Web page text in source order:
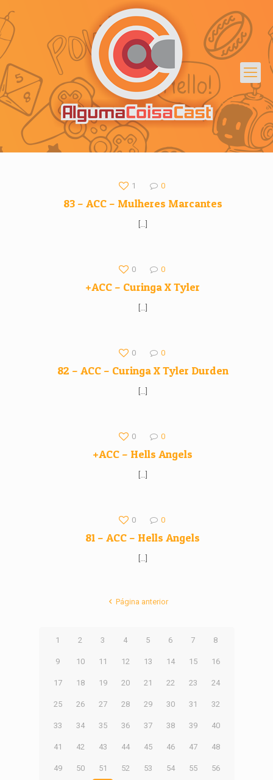
1 0
83 – ACC – Mulheres Marcantes
[…]
0 0
+ACC – Curinga X Tyler
[…]
0 0
82 – ACC – Curinga X Tyler Durden
[…]
0 0
+ACC – Hells Angels
[…]
0 0
81 – ACC – Hells Angels
[…]
Página anterior
1 2 3 4 5 6 7 8
9 10 11 12 13 14 15 16
17 18 19 20 21 22 23 24
25 26 27 28 29 30 31 32
33 34 35 36 37 38 39 40
41 42 43 44 45 46 47 48
49 50 51 52 53 54 55 56